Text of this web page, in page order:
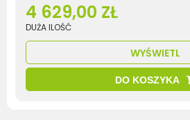
4 629,00 ZŁ
DUŻA ILOŚĆ
WYŚWIETL
DO KOSZYKA